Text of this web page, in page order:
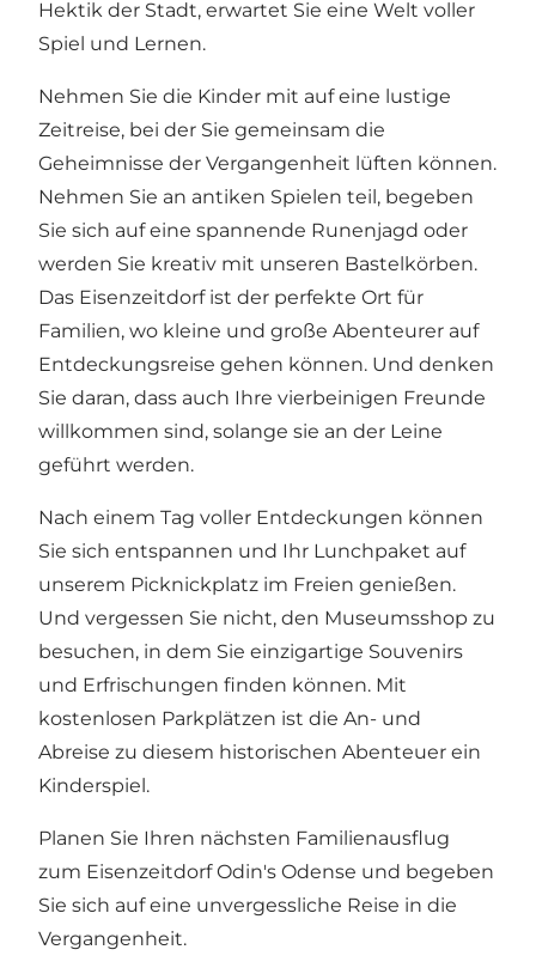
Hektik der Stadt, erwartet Sie eine Welt voller
Spiel und Lernen.
Nehmen Sie die Kinder mit auf eine lustige
Zeitreise, bei der Sie gemeinsam die
Geheimnisse der Vergangenheit lüften können.
Nehmen Sie an antiken Spielen teil, begeben
Sie sich auf eine spannende Runenjagd oder
werden Sie kreativ mit unseren Bastelkörben.
Das Eisenzeitdorf ist der perfekte Ort für
Familien, wo kleine und große Abenteurer auf
Entdeckungsreise gehen können. Und denken
Sie daran, dass auch Ihre vierbeinigen Freunde
willkommen sind, solange sie an der Leine
geführt werden.
Nach einem Tag voller Entdeckungen können
Sie sich entspannen und Ihr Lunchpaket auf
unserem Picknickplatz im Freien genießen.
Und vergessen Sie nicht, den Museumsshop zu
besuchen, in dem Sie einzigartige Souvenirs
und Erfrischungen finden können. Mit
kostenlosen Parkplätzen ist die An- und
Abreise zu diesem historischen Abenteuer ein
Kinderspiel.
Planen Sie Ihren nächsten Familienausflug
zum Eisenzeitdorf Odin's Odense und begeben
Sie sich auf eine unvergessliche Reise in die
Vergangenheit.